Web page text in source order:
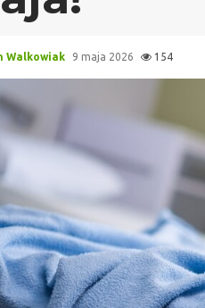
Walkowiak 9 maja 2026 154